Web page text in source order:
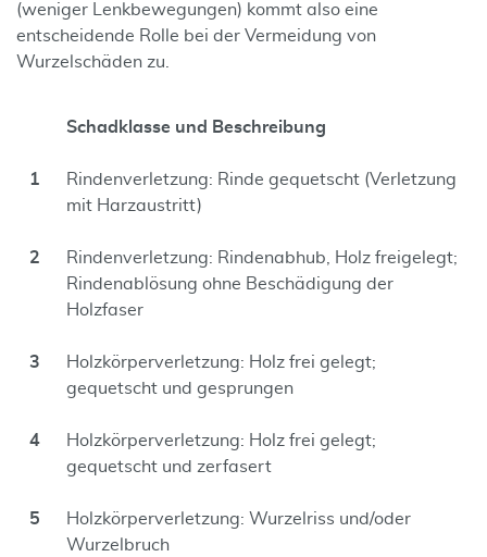
(weniger Lenkbewegungen) kommt also eine
entscheidende Rolle bei der Vermeidung von
Wurzelschäden zu.
Schadklasse und Beschreibung
1
Rindenverletzung: Rinde gequetscht (Verletzung
mit Harzaustritt)
2
Rindenverletzung: Rindenabhub, Holz freigelegt;
Rindenablösung ohne Beschädigung der
Holzfaser
3
Holzkörperverletzung: Holz frei gelegt;
gequetscht und gesprungen
4
Holzkörperverletzung: Holz frei gelegt;
gequetscht und zerfasert
5
Holzkörperverletzung: Wurzelriss und/oder
Wurzelbruch